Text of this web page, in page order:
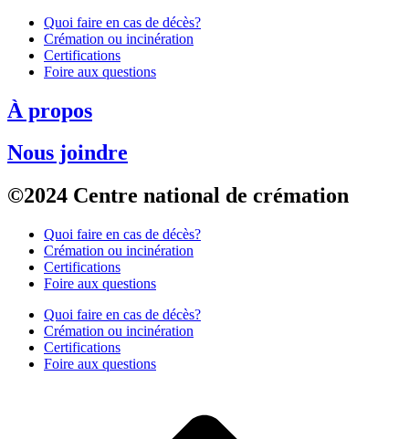
Quoi faire en cas de décès?
Crémation ou incinération
Certifications
Foire aux questions
À propos
Nous joindre
©2024 Centre national de crémation
Quoi faire en cas de décès?
Crémation ou incinération
Certifications
Foire aux questions
Quoi faire en cas de décès?
Crémation ou incinération
Certifications
Foire aux questions